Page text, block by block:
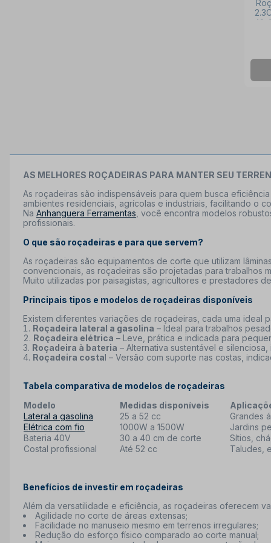
42-
AS MELHORES ROÇADEIRAS PARA MANTER SEU
As roçadeiras são indispensáveis para quem busca
ambientes residenciais, agrícolas e industriais, facilitando o
Na Anhanguera Ferramentas , você encontra modelos
profissionais.
O que são roçadeiras e para que servem?
As roçadeiras são equipamentos de corte que utilizam
convencionais, as roçadeiras são projetadas para trabalhos
Muito utilizadas por paisagistas, agricultores e prestadores
Principais tipos e modelos de roçadeiras disponíveis
Existem diferentes variações de roçadeiras, cada uma ideal
Roçadeira lateral a gasolina – Ideal para trabalhos
Roçadeira elétrica – Leve, prática e indicada para
Roçadeira à bateria – Alternativa sustentável e
Roçadeira costal – Versão com suporte nas costas,
Tabela comparativa de modelos de roçadeiras
Modelo
Medidas disponíveis
Lateral a gasolina
25 a 52 cc
Grandes
Elétrica com fio
1000W a 1500W
Jardins
Bateria 40V
30 a 40 cm de corte
Sítios,
Costal profissional
Até 52 cc Taludes,
Benefícios de investir em roçadeiras
Além da versatilidade e eficiência, as roçadeiras oferecem
Agilidade no corte de áreas extensas;
Facilidade no manuseio mesmo em terrenos irregulares;
Redução do esforço físico comparado ao corte manual;